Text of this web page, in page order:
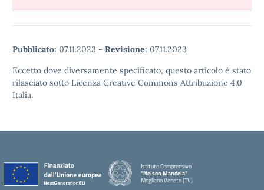
Pubblicato: 07.11.2023 - Revisione: 07.11.2023
Eccetto dove diversamente specificato, questo articolo è stato
rilasciato sotto Licenza Creative Commons Attribuzione 4.0
Italia.
Istituto Comprensivo
"Nelson Mandela"
Mogliano Veneto (TV)